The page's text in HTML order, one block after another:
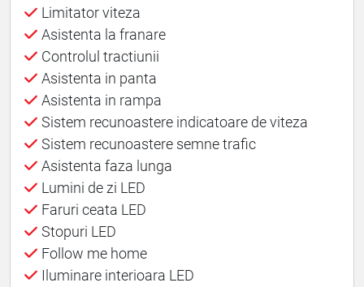
Limitator viteza
Asistenta la franare
Controlul tractiunii
Asistenta in panta
Asistenta in rampa
Sistem recunoastere indicatoare de viteza
Sistem recunoastere semne trafic
Asistenta faza lunga
Lumini de zi LED
Faruri ceata LED
Stopuri LED
Follow me home
Iluminare interioara LED